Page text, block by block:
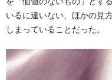
いるに違いない、ほかの見
しまっていることだった。